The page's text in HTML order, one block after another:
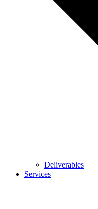
Deliverables
Services